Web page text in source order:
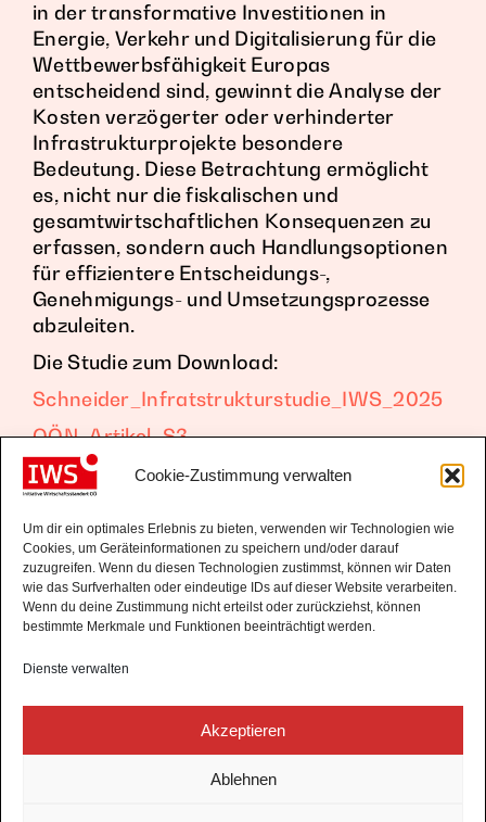
Cookie-Zustimmung verwalten
Um dir ein optimales Erlebnis zu bieten, verwenden wir Technologien wie
Cookies, um Geräteinformationen zu speichern und/oder darauf
zuzugreifen. Wenn du diesen Technologien zustimmst, können wir Daten
wie das Surfverhalten oder eindeutige IDs auf dieser Website verarbeiten.
Wenn du deine Zustimmung nicht erteilst oder zurückziehst, können
bestimmte Merkmale und Funktionen beeinträchtigt werden.
Dienste verwalten
Akzeptieren
Ablehnen
in der transformative Investitionen in
Energie, Verkehr und Digitalisierung für die
Wettbewerbsfähigkeit Europas
entscheidend sind, gewinnt die Analyse der
Kosten verzögerter oder verhinderter
Infrastrukturprojekte besondere
Bedeutung. Diese Betrachtung ermöglicht
es, nicht nur die fiskalischen und
gesamtwirtschaftlichen Konsequenzen zu
erfassen, sondern auch Handlungsoptionen
für effizientere Entscheidungs-,
Genehmigungs- und Umsetzungsprozesse
abzuleiten.
Die Studie zum Download:
Schneider_Infratstrukturstudie_IWS_2025
OÖN_Artikel_S3
Oberösterreich
KONTAKT